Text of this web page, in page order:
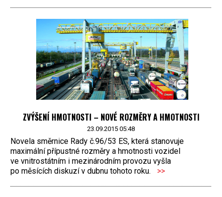
ZVÝŠENÍ HMOTNOSTI – NOVÉ ROZMĚRY A HMOTNOSTI
23.09.2015 05:48
Novela směrnice Rady č.96/53 ES, která stanovuje
maximální přípustné rozměry a hmotnosti vozidel
ve vnitrostátním i mezinárodním provozu vyšla
po měsících diskuzí v dubnu tohoto roku.
>>